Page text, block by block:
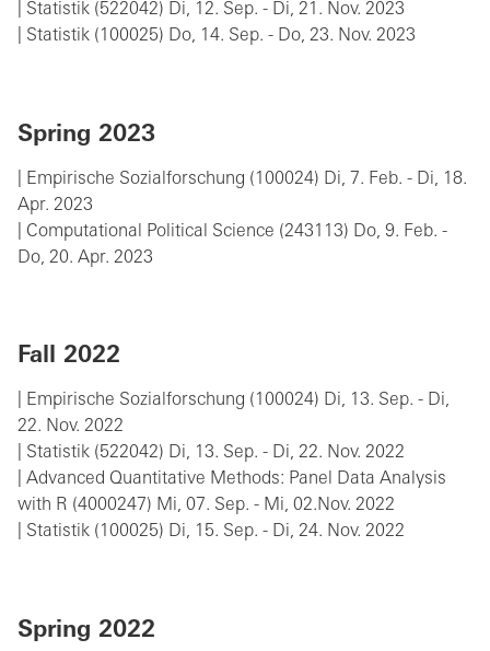
| Statistik (522042) Di, 12. Sep. - Di, 21. Nov. 2023
| Statistik (100025) Do, 14. Sep. - Do, 23. Nov. 2023
Spring 2023
| Empirische Sozialforschung (100024) Di, 7. Feb. - Di, 18.
Apr. 2023
| Computational Political Science (243113) Do, 9. Feb. -
Do, 20. Apr. 2023
Fall 2022
| Empirische Sozialforschung (100024) Di, 13. Sep. - Di,
22. Nov. 2022
| Statistik (522042) Di, 13. Sep. - Di, 22. Nov. 2022
| Advanced Quantitative Methods: Panel Data Analysis
with R (4000247) Mi, 07. Sep. - Mi, 02.Nov. 2022
| Statistik (100025) Di, 15. Sep. - Di, 24. Nov. 2022
Spring 2022